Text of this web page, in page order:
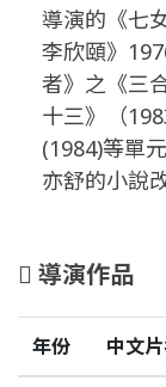
導演的《七
李欣頤》
者》之《三
十三》（
(1984)等單
亦舒的小說
導演作品
年份 中文